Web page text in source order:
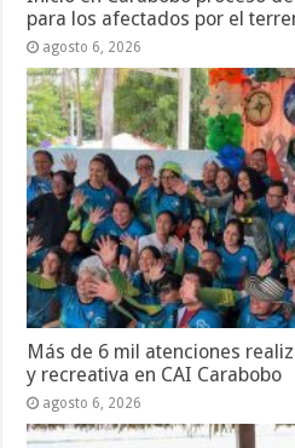
para los afectados por el
agosto 6, 2026
Más de 6 mil atenciones
y recreativa en CAI Carabobo
agosto 6, 2026